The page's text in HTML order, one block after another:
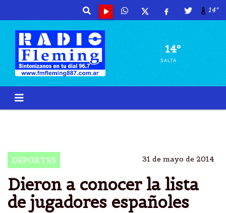
14º
14º
SALTA
DEPORTES 31 de mayo de 2014
Dieron a conocer la lista
de jugadores españoles